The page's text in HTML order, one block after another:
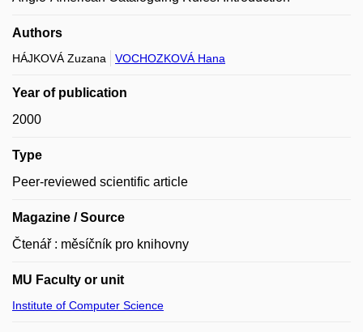
Authors
HÁJKOVÁ Zuzana VOCHOZKOVÁ Hana
Year of publication
2000
Type
Peer-reviewed scientific article
Magazine / Source
Čtenář : měsíčník pro knihovny
MU Faculty or unit
Institute of Computer Science